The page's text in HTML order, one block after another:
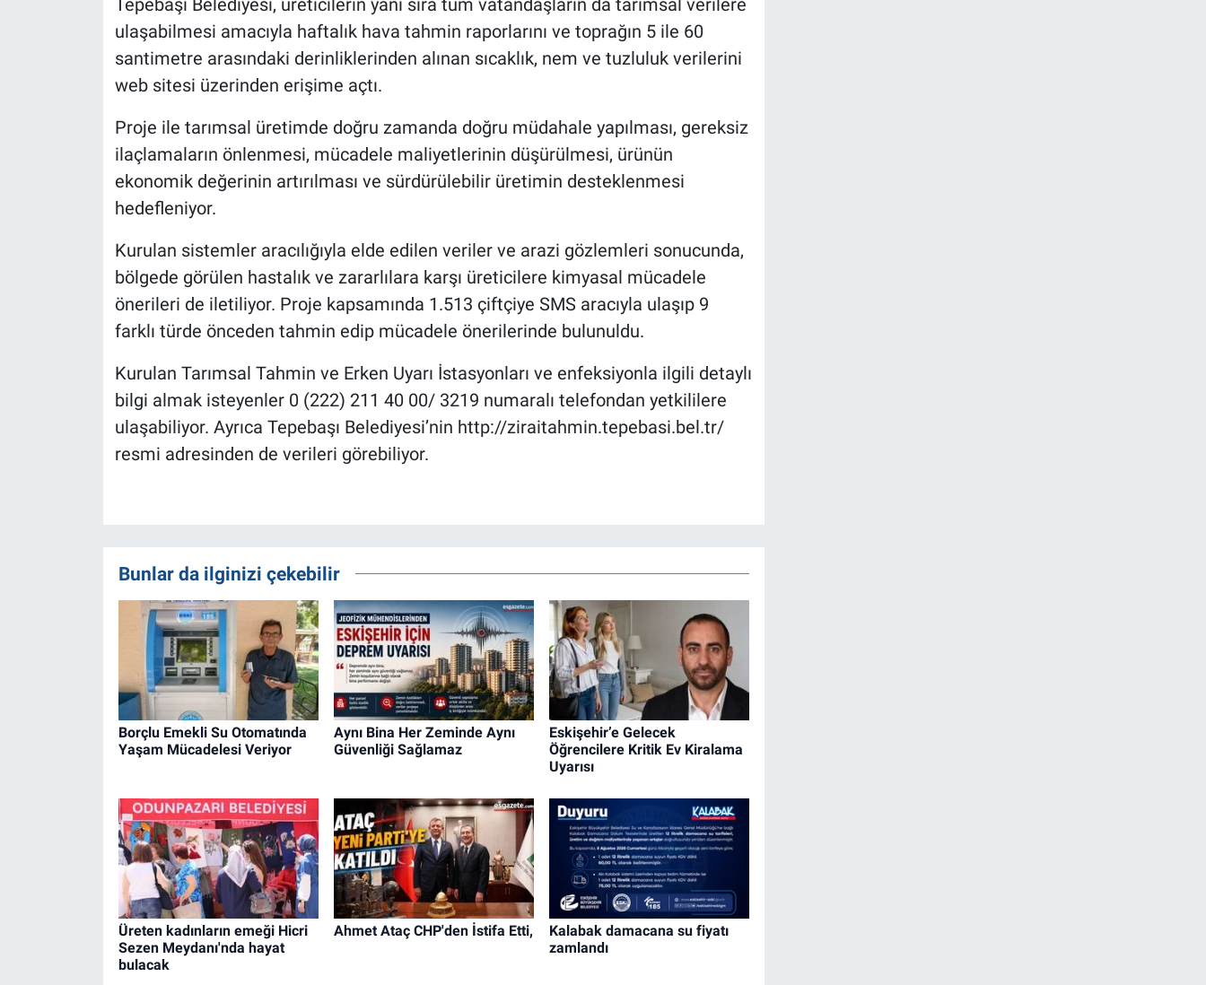
Tepebaşı Belediyesi, üreticilerin yanı sıra tüm vatandaşların da tarımsal verilere
ulaşabilmesi amacıyla haftalık hava tahmin raporlarını ve toprağın 5 ile 60
santimetre arasındaki derinliklerinden alınan sıcaklık, nem ve tuzluluk verilerini
web sitesi üzerinden erişime açtı.
Proje ile tarımsal üretimde doğru zamanda doğru müdahale yapılması, gereksiz
ilaçlamaların önlenmesi, mücadele maliyetlerinin düşürülmesi, ürünün
ekonomik değerinin artırılması ve sürdürülebilir üretimin desteklenmesi
hedefleniyor.
Kurulan sistemler aracılığıyla elde edilen veriler ve arazi gözlemleri sonucunda,
bölgede görülen hastalık ve zararlılara karşı üreticilere kimyasal mücadele
önerileri de iletiliyor. Proje kapsamında 1.513 çiftçiye SMS aracıyla ulaşıp 9
farklı türde önceden tahmin edip mücadele önerilerinde bulunuldu.
Kurulan Tarımsal Tahmin ve Erken Uyarı İstasyonları ve enfeksiyonla ilgili detaylı
bilgi almak isteyenler 0 (222) 211 40 00/ 3219 numaralı telefondan yetkililere
ulaşabiliyor. Ayrıca Tepebaşı Belediyesi’nin http://ziraitahmin.tepebasi.bel.tr/
resmi adresinden de verileri görebiliyor.
Bunlar da ilginizi çekebilir
Borçlu Emekli Su Otomatında
Yaşam Mücadelesi Veriyor
Aynı Bina Her Zeminde Aynı
Güvenliği Sağlamaz
Eskişehir’e Gelecek
Öğrencilere Kritik Ev Kiralama
Uyarısı
Üreten kadınların emeği Hicri
Sezen Meydanı'nda hayat
bulacak
Ahmet Ataç CHP'den İstifa Etti,
Kalabak damacana su fiyatı
zamlandı